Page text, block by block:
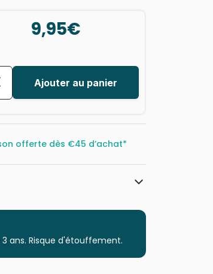
9,95€
Ajouter au panier
offerte dès €45 d’achat*
- Animaux en BD et dessins
de 3 ans (11 à 20 pièces)
ans. Risque d'étouffement.